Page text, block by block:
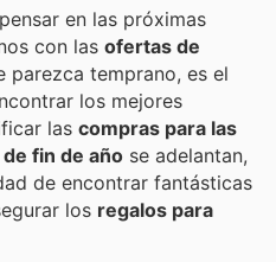
en las próximas
con las ofertas de
parezca temprano, es el
los mejores
las compras para las
fin de año se adelantan,
de encontrar fantásticas
los regalos para